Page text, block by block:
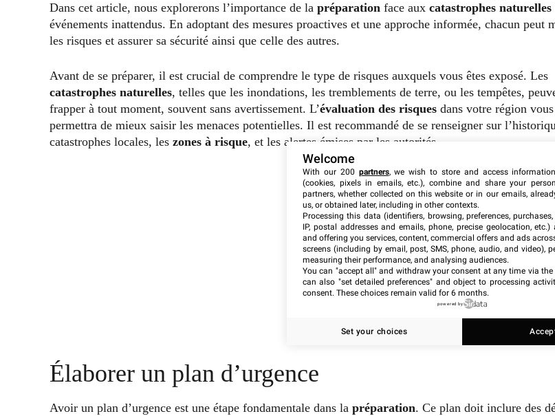
Dans cet article, nous explorerons l’importance de la préparation face aux catastrophes naturelles
événements inattendus. En adoptant des mesures proactives et une approche informée, chacun peut
les risques et assurer sa sécurité ainsi que celle des autres.
Avant de se préparer, il est crucial de comprendre le type de risques auxquels vous êtes exposé. Les
catastrophes naturelles, telles que les inondations, les tremblements de terre, ou les tempêtes,
frapper à tout moment, souvent sans avertissement. L’évaluation des risques dans votre région vous
permettra de mieux saisir les menaces potentielles. Il est recommandé de se renseigner sur
catastrophes locales, les zones à risque, et les alertes émises par les autorités.
Élaborer un plan d’urgence
Avoir un plan d’urgence est une étape fondamentale dans la préparation. Ce plan doit inclure des
Welcome
With our 200 partners, we wish to store and access
(cookies, pixels in emails, etc.), combine and share your
partners, whether collected on this website or in our emails,
us, or obtained later, including in other contexts.
Processing this data (identifiers, browsing, preferences,
IP, postal addresses and emails, phone, precise geolocation, etc.)
and offering you services, content, commercial offers and ads
screens (including by email, post, SMS, phone, audio, and video),
measuring their performance, and analysing audiences.
You can "accept all" and withdraw your consent at any time via the
can also "set detailed preferences" and object to processing
consent. These choices remain valid for 6 months.
powered by
Set your choices